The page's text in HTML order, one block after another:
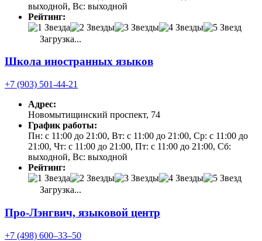
выходной, Вс: выходной
Рейтинг:
Загрузка...
Школа иностранных языков
+7 (903) 501-44-21
Адрес:
Новомытищинский проспект, 74
График работы:
Пн: с 11:00 до 21:00, Вт: с 11:00 до 21:00, Ср: с 11:00 до
21:00, Чт: с 11:00 до 21:00, Пт: с 11:00 до 21:00, Сб:
выходной, Вс: выходной
Рейтинг:
Загрузка...
Про-Лэнгвич, языковой центр
+7 (498) 600‒33‒50